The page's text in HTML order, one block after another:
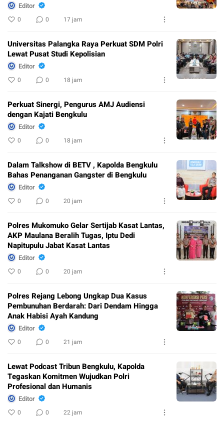
Editor
0 0 17 jam
Universitas Palangka Raya Perkuat SDM Polri
Lewat Pusat Studi Kepolisian
Editor
0 0 18 jam
Perkuat Sinergi, Pengurus AMJ Audiensi
dengan Kajati Bengkulu
Editor
0 0 18 jam
Dalam Talkshow di BETV , Kapolda Bengkulu
Bahas Penanganan Gangster di Bengkulu
Editor
0 0 20 jam
Polres Mukomuko Gelar Sertijab Kasat Lantas,
AKP Maulana Beralih Tugas, Iptu Dedi
Napitupulu Jabat Kasat Lantas
Editor
0 0 20 jam
Polres Rejang Lebong Ungkap Dua Kasus
Pembunuhan Berdarah: Dari Dendam Hingga
Anak Habisi Ayah Kandung
Editor
0 0 21 jam
Lewat Podcast Tribun Bengkulu, Kapolda
Tegaskan Komitmen Wujudkan Polri
Profesional dan Humanis
Editor
0 0 22 jam